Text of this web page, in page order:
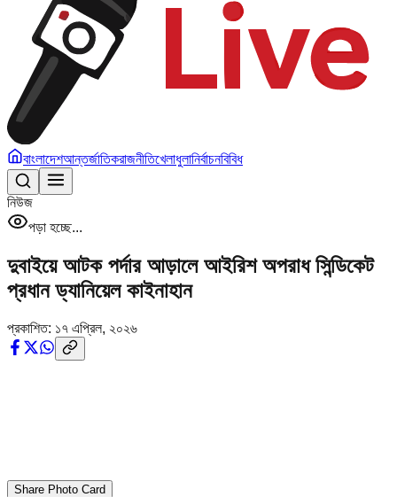
বাংলাদেশআন্তর্জাতিকরাজনীতিখেলাধুলানির্বাচনবিবিধ
নিউজ
পড়া হচ্ছে...
দুবাইয়ে আটক পর্দার আড়ালে আইরিশ অপরাধ সিন্ডিকেট
প্রধান ড্যানিয়েল কাইনাহান
প্রকাশিত: ১৭ এপ্রিল, ২০২৬
Share Photo Card